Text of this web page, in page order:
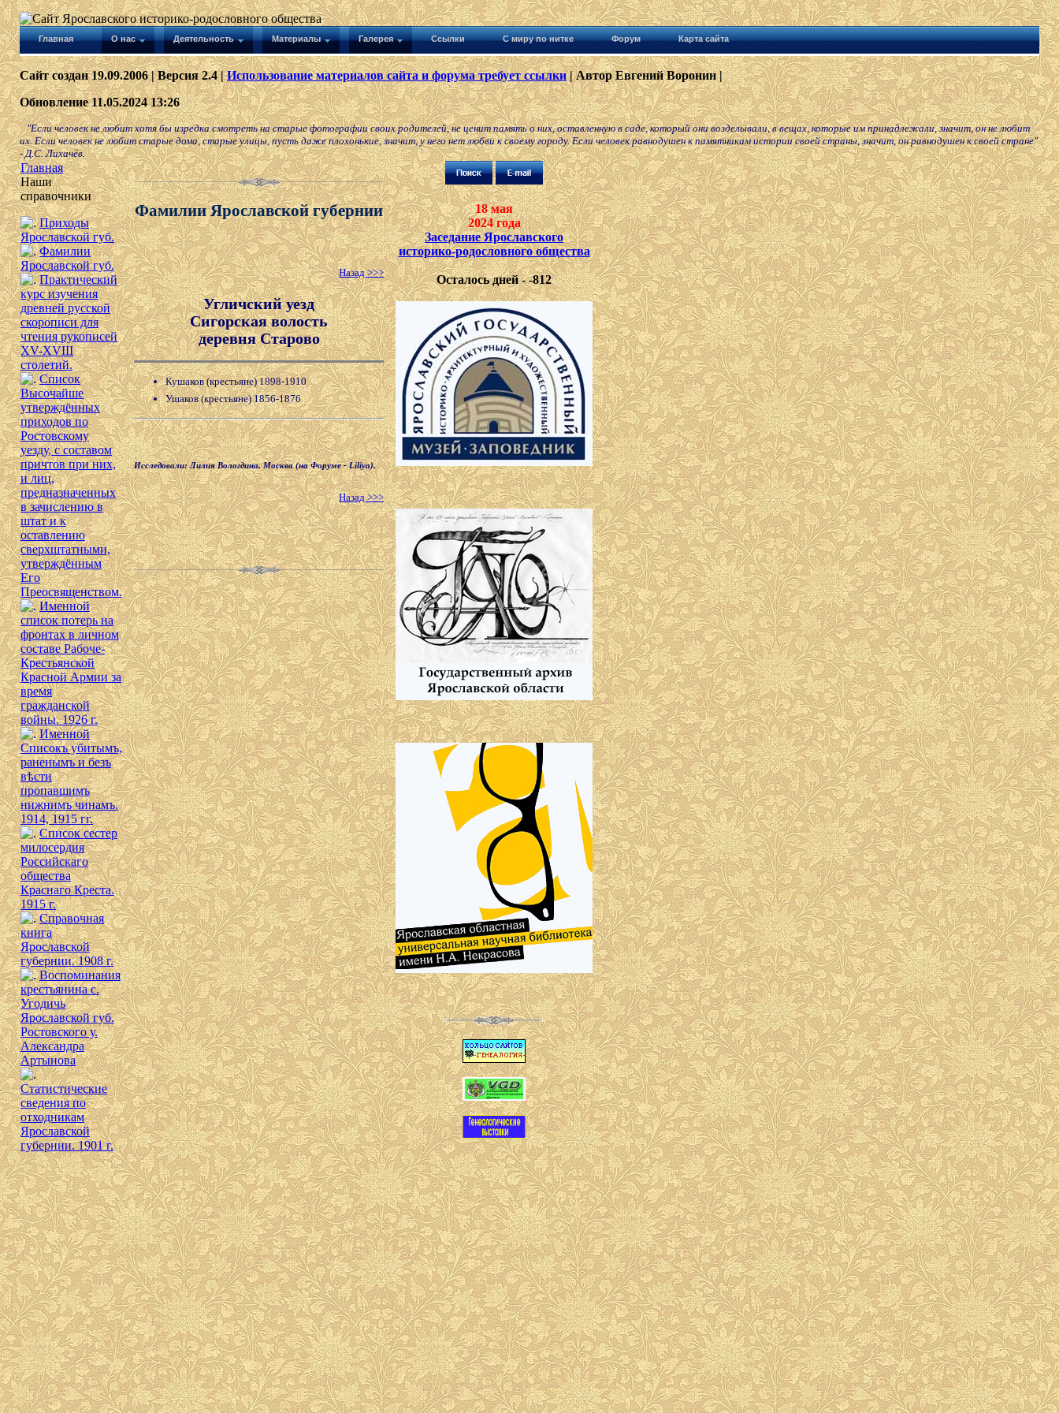
Главная О нас Деятельность Материалы Галерея Ссылки С миру по нитке Форум Карта сайта
Сайт создан 19.09.2006 | Версия 2.4 |Использование материалов сайта и форума требует ссылки| Автор Евгений Воронин |
Обновление 11.05.2024 13:26
"Если человек не любит хотя бы изредка смотреть на старые фотографии своих родителей, не ценит память о них, оставленную в саде, который они возделывали, в вещах, которые им принадлежали, значит, он не любит
их. Если человек не любит старые дома, старые улицы, пусть даже плохонькие, значит, у него нет любви к своему городу. Если человек равнодушен к памятникам истории своей страны, значит, он равнодушен к своей стране"
- Д.С. Лихачёв.
Главная
Наши
справочники
Приходы
Ярославской губ.
Фамилии
Ярославской губ.
Практический
курс изучения
древней русской
скорописи для
чтения рукописей
XV-XVIII
столетий.
Список
Высочайше
утверждённых
приходов по
Ростовскому
уезду, с составом
причтов при них,
и лиц,
предназначенных
в зачислению в
штат и к
оставлению
сверхштатными,
утверждённым
Его
Преосвященством.
Именной
список потерь на
фронтах в личном
составе Рабоче-
Крестьянской
Красной Армии за
время
гражданской
войны. 1926 г.
Именной
Списокъ убитымъ,
раненымъ и безъ
вѣсти
пропавшимъ
нижнимъ чинамъ.
1914, 1915 гг.
Список сестер
милосердия
Российскаго
общества
Краснаго Креста.
1915 г.
Справочная
книга
Ярославской
губернии. 1908 г.
Воспоминания
крестьянина с.
Угодичь
Ярославской губ.
Ростовского у.
Александра
Артынова
Cтатистические
сведения по
отходникам
Ярославской
губернии. 1901 г.
Фамилии Ярославской губернии
Назад >>>
Угличский уезд
Сигорская волость
деревня Старово
Кушаков (крестьяне) 1898-1910
Ушаков (крестьяне) 1856-1876
Исследовали: Лилия Вологдина, Москва (на Форуме - Liliya).
Назад >>>
18 мая
2024 года
Заседание Ярославского
историко-родословного общества
Осталось дней - -812